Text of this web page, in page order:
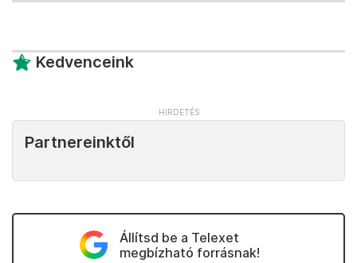
Kedvenceink
Partnereinktől
Állítsd be a Telexet
megbízható forrásnak!